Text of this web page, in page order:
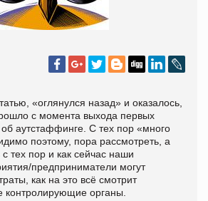
«оглянулся назад» и оказалось,
с момента выхода первых
аутстаффинге. С тех пор «много
поэтому, пора рассмотреть, а
тех пор и как сейчас наши
предприниматели могут
как на это всё смотрит
контролирующие органы.